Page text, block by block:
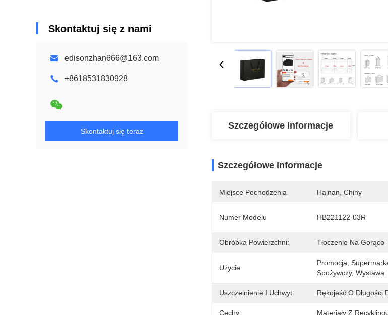
Skontaktuj się z nami
edisonzhan666@163.com
+8618531830928
Skontaktuj się teraz
Szczegółowe Informacje
Szczegółowe Informacje
Miejsce Pochodzenia Hajnan, Chiny
Numer Modelu HB221122-03R
Obróbka Powierzchni: Tłoczenie Na Gorąco
Użycie:
Promocja,
Spożywczy, Wystawa
Uszczelnienie I Uchwyt: Rękojeść O Długości
Cechy: Materiały Z